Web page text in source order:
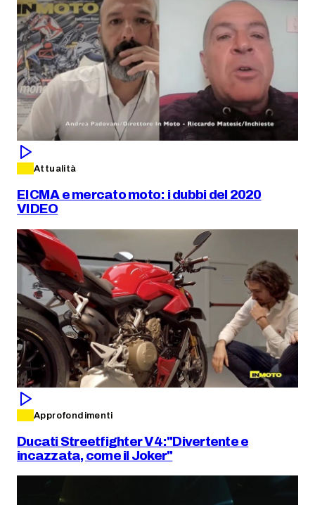
Attualità
EICMA e mercato moto: i dubbi del 2020
VIDEO
Approfondimenti
Ducati Streetfighter V4:"Divertente e
incazzata, come il Joker"